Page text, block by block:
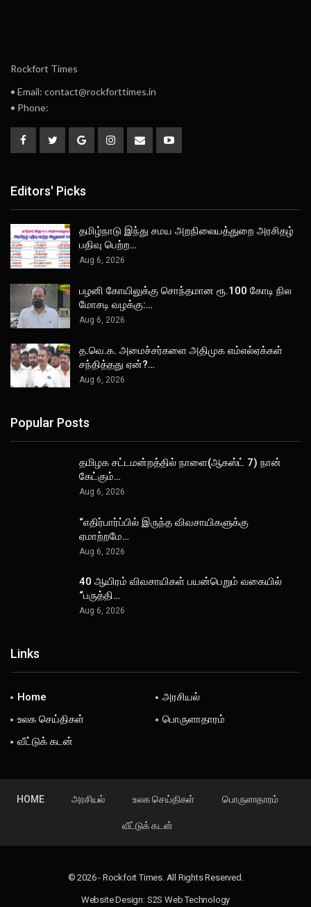
Rockfort Times
• Email: contact@rockforttimes.in
• Phone:
Editors' Picks
தமிழ்நாடு இந்து சமய அறநிலையத்துறை அரசிதழ்
பதிவு பெற்ற…
Aug 6, 2026
பழனி கோயிலுக்கு சொந்தமான ரூ.100 கோடி நில
மோசடி வழக்கு:…
Aug 6, 2026
த.வெ.க. அமைச்சர்களை அதிமுக எம்எல்ஏக்கள்
சந்தித்தது ஏன்?…
Aug 6, 2026
Popular Posts
தமிழக சட்டமன்றத்தில் நாளை(ஆகஸ்ட் 7) நான்
கேட்கும்…
Aug 6, 2026
“எதிர்பார்ப்பில் இருந்த விவசாயிகளுக்கு
ஏமாற்றமே…
Aug 6, 2026
40 ஆயிரம் விவசாயிகள் பயன்பெறும் வகையில்
“பருத்தி…
Aug 6, 2026
Links
Home
அரசியல்
உலக செய்திகள்
பொருளாதாரம்
வீட்டுக் கடன்
HOME அரசியல் உலக செய்திகள் பொருளாதாரம்
வீட்டுக் கடன்
© 2026 - Rockfort Times. All Rights Reserved.
Website Design: S2S Web Technology